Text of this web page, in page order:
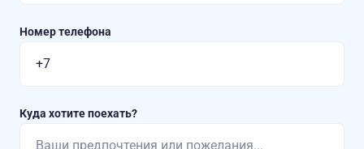
Номер телефона
Куда хотите поехать?